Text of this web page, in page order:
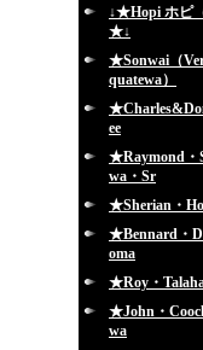
↓★Hopi ホピ
★↓
★Sonwai（
quatewa）
ee
★Raymond・
wa・Sr
★Sherian・
★Bennard・
oma
★Roy・
★John・
wa